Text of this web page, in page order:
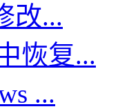
改...
恢复...
...